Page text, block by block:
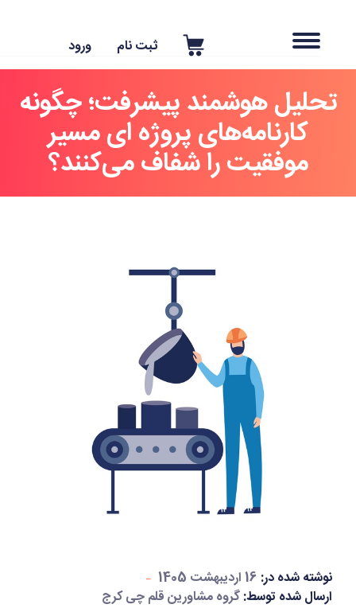
ثبت نام
هوشمند پیشرفت؛ چگونه
کارنامه‌های پروژه ای مسیر
موفقیت را شفاف می‌کنند؟
نوشته شده در:16 اردیبهشت 1405
ارسال شده توسط:گروه مشاورین قلم چی کرج